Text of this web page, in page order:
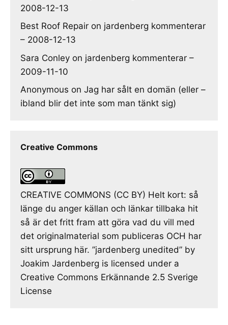
2008-12-13
Best Roof Repair on jardenberg kommenterar
– 2008-12-13
Sara Conley on jardenberg kommenterar –
2009-11-10
Anonymous on Jag har sålt en domän (eller –
ibland blir det inte som man tänkt sig)
Creative Commons
CREATIVE COMMONS (CC BY) Helt kort: så
länge du anger källan och länkar tillbaka hit
så är det fritt fram att göra vad du vill med
det originalmaterial som publiceras OCH har
sitt ursprung här. ”jardenberg unedited” by
Joakim Jardenberg is licensed under a
Creative Commons Erkännande 2.5 Sverige
License